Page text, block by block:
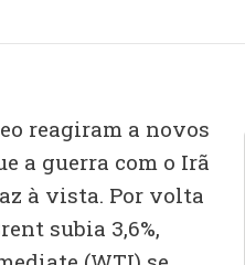
reagiram a novos
a guerra com o Irã
à vista. Por volta
subia 3,6%,